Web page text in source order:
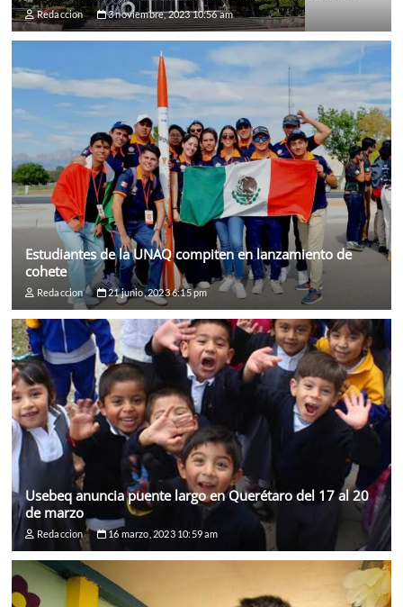
Redaccion 3 noviembre, 2023 10:56 am
Estudiantes de la UNAQ compiten en lanzamiento de
cohete
Redaccion 21 junio, 2023 6:15 pm
Usebeq anuncia puente largo en Querétaro del 17 al 20
de marzo
Redaccion 16 marzo, 2023 10:59 am